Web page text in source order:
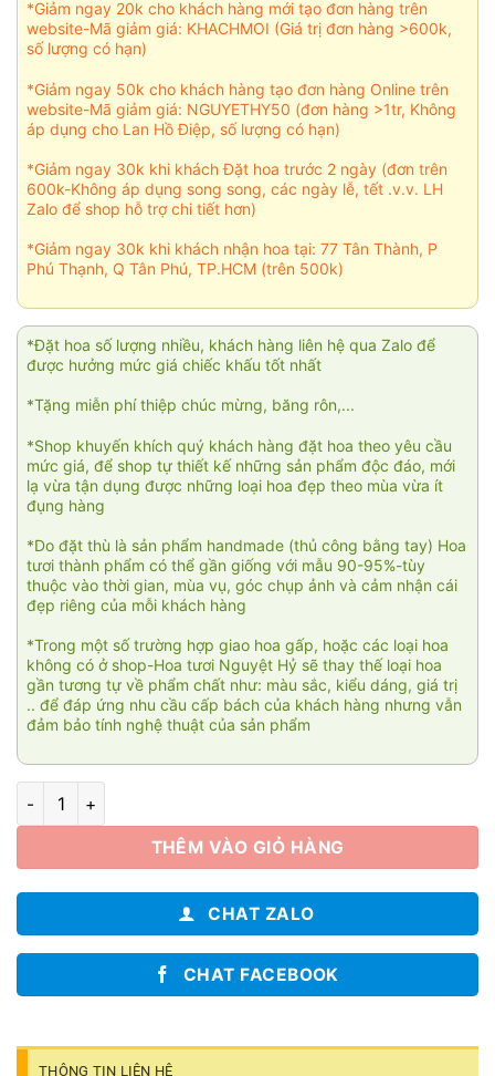
*Giảm ngay 20k cho khách hàng mới tạo đơn hàng trên
website-Mã giảm giá: KHACHMOI (Giá trị đơn hàng >600k,
số lượng có hạn)
*Giảm ngay 50k cho khách hàng tạo đơn hàng Online trên
website-Mã giảm giá: NGUYETHY50 (đơn hàng >1tr, Không
áp dụng cho Lan Hồ Điệp, số lượng có hạn)
*Giảm ngay 30k khi khách Đặt hoa trước 2 ngày (đơn trên
600k-Không áp dụng song song, các ngày lễ, tết .v.v. LH
Zalo để shop hỗ trợ chi tiết hơn)
*Giảm ngay 30k khi khách nhận hoa tại: 77 Tân Thành, P
Phú Thạnh, Q Tân Phú, TP.HCM (trên 500k)
*Đặt hoa số lượng nhiều, khách hàng liên hệ qua Zalo để
được hưởng mức giá chiếc khấu tốt nhất
*Tặng miễn phí thiệp chúc mừng, băng rôn,...
*Shop khuyến khích quý khách hàng đặt hoa theo yêu cầu
mức giá, để shop tự thiết kế những sản phẩm độc đáo, mới
lạ vừa tận dụng được những loại hoa đẹp theo mùa vừa ít
đụng hàng
*Do đặt thù là sản phẩm handmade (thủ công bằng tay) Hoa
tươi thành phẩm có thể gần giống với mẫu 90-95%-tùy
thuộc vào thời gian, mùa vụ, góc chụp ảnh và cảm nhận cái
đẹp riêng của mỗi khách hàng
*Trong một số trường hợp giao hoa gấp, hoặc các loại hoa
không có ở shop-Hoa tươi Nguyệt Hỷ sẽ thay thế loại hoa
gần tương tự về phẩm chất như: màu sắc, kiểu dáng, giá trị
.. để đáp ứng nhu cầu cấp bách của khách hàng nhưng vẫn
đảm bảo tính nghệ thuật của sản phẩm
Tìm về cội nguồn số lượng
THÊM VÀO GIỎ HÀNG
CHAT ZALO
CHAT FACEBOOK
THÔNG TIN LIÊN HỆ